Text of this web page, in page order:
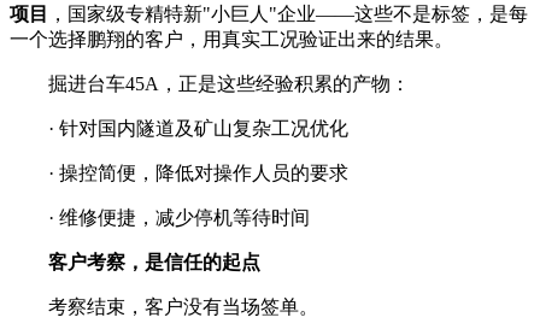
项目
，国家级专精特新"小巨人"企业——这些不是标签，是每
一个选择鹏翔的客户，用真实工况验证出来的结果。
掘进台车45A，正是这些经验积累的产物：
· 针对国内隧道及矿山复杂工况优化
· 操控简便，降低对操作人员的要求
· 维修便捷，减少停机等待时间
客户考察，是信任的起点
考察结束，客户没有当场签单。